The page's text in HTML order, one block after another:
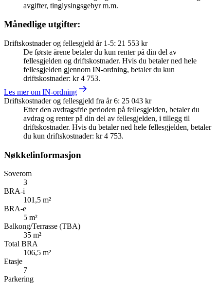
avgifter, tinglysingsgebyr m.m.
Månedlige utgifter:
Driftskostnader og fellesgjeld år 1-5: 21 553 kr
De første årene betaler du kun renter på din del av
fellesgjelden og driftskostnader. Hvis du betaler ned hele
fellesgjelden gjennom IN-ordning, betaler du kun
driftskostnader: kr 4 753.
Les mer om IN-ordning
Driftskostnader og fellesgjeld fra år 6: 25 043 kr
Etter den avdragsfrie perioden på fellesgjelden, betaler du
avdrag og renter på din del av fellesgjelden, i tillegg til
driftskostnader. Hvis du betaler ned hele fellesgjelden, betaler
du kun driftskostnader: kr 4 753.
Nøkkelinformasjon
Soverom
3
BRA-i
101,5 m²
BRA-e
5 m²
Balkong/Terrasse (TBA)
35 m²
Total BRA
106,5 m²
Etasje
7
Parkering